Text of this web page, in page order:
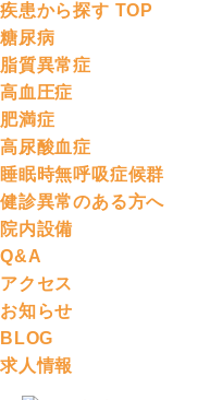
疾患から探す TOP
糖尿病
脂質異常症
高血圧症
肥満症
高尿酸血症
睡眠時無呼吸症候群
健診異常のある方へ
院内設備
Q&A
アクセス
お知らせ
BLOG
求人情報